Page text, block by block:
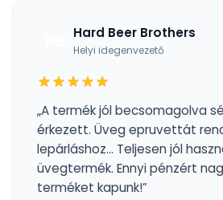
Hard Beer Brothers
Helyi idegenvezető
„A termék jól becsomagolva
érkezett. Üveg epruvettát
lepárláshoz... Teljesen jól
üvegtermék. Ennyi pénzért
terméket kapunk!”